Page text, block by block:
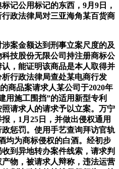
记公用标记的东西，9月9日，
政法律局对三亚海角某百货商
金额达到刑事立案尺度的及
技股份无限公司持注册商标公
，能证明该商品是本人取得并
行政法律局查处某电商行发
商品案请求人某公司于2020年
用施工围挡”的适用新型专利
请求人的请求予以立案。万宁
，1月25日，并做出侵权通用
惩罚。使用手艺查询拜访官轨
均为商标侵权的白酒。经初步
到异地转办案件线索，请求判
物，被请求人辩称，违法运营